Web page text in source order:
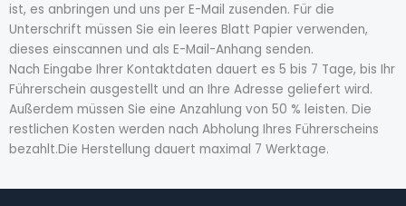
ist, es anbringen und uns per E-Mail zusenden. Für die
Unterschrift müssen Sie ein leeres Blatt Papier verwenden,
dieses einscannen und als E-Mail-Anhang senden.
Nach Eingabe Ihrer Kontaktdaten dauert es 5 bis 7 Tage, bis Ihr
Führerschein ausgestellt und an Ihre Adresse geliefert wird.
Außerdem müssen Sie eine Anzahlung von 50 % leisten. Die
restlichen Kosten werden nach Abholung Ihres Führerscheins
bezahlt.Die Herstellung dauert maximal 7 Werktage.